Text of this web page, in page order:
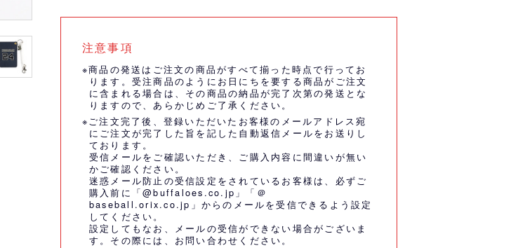
注意事項
※商品の発送はご注文の商品がすべて揃った時点で行ってお
ります。受注商品のようにお日にちを要する商品がご注文
に含まれる場合は、その商品の納品が完了次第の発送とな
りますので、あらかじめご了承ください。
※ご注文完了後、登録いただいたお客様のメールアドレス宛
にご注文が完了した旨を記した自動返信メールをお送りし
ております。
受信メールをご確認いただき、ご購入内容に間違いが無い
かご確認ください。
迷惑メール防止の受信設定をされているお客様は、必ずご
購入前に「@buffaloes.co.jp」「＠
baseball.orix.co.jp」からのメールを受信できるよう設定
してください。
設定してもなお、メールの受信ができない場合がございま
す。その際には、 お問い合わせください。